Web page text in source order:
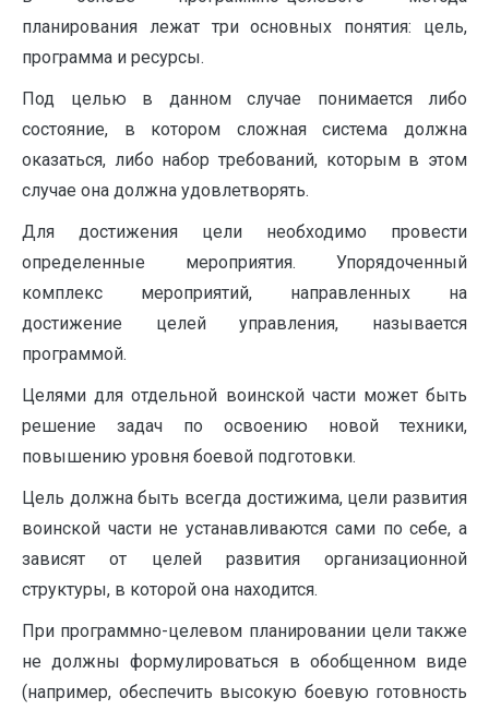
планирования лежат три основных понятия: цель,
программа и ресурсы.
Под целью в данном случае понимается либо
состояние, в котором сложная система должна
оказаться, либо набор требований, которым в этом
случае она должна удовлетворять.
Для достижения цели необходимо провести
определенные мероприятия. Упорядоченный
комплекс мероприятий, направленных на
достижение целей управления, называется
программой.
Целями для отдельной воинской части может быть
решение задач по освоению новой техники,
повышению уровня боевой подготовки.
Цель должна быть всегда достижима, цели развития
воинской части не устанавливаются сами по себе, а
зависят от целей развития организационной
структуры, в которой она находится.
При программно-целевом планировании цели также
не должны формулироваться в обобщенном виде
(например, обеспечить высокую боевую готовность